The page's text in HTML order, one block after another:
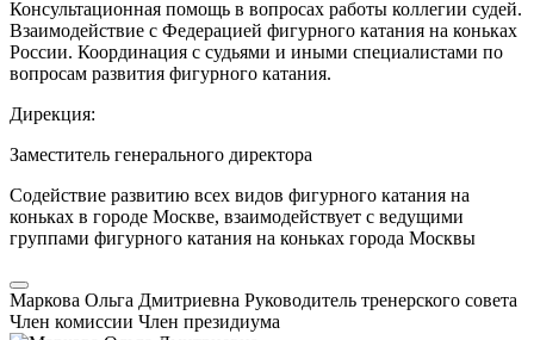
Консультационная помощь в вопросах работы коллегии судей.
Взаимодействие с Федерацией фигурного катания на коньках
России. Координация с судьями и иными специалистами по
вопросам развития фигурного катания.
Дирекция:
Заместитель генерального директора
Содействие развитию всех видов фигурного катания на
коньках в городе Москве, взаимодействует с ведущими
группами фигурного катания на коньках города Москвы
Маркова Ольга Дмитриевна Руководитель тренерского совета
Член комиссии Член президиума